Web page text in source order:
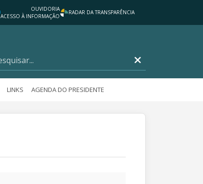
OUVIDORIA
ACESSO À INFORMAÇÃO
RADAR DA TRANSPARÊNCIA
LINKS AGENDA DO PRESIDENTE